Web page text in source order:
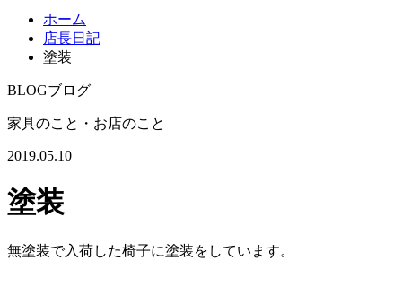
ホーム
店長日記
塗装
BLOGブログ
家具のこと・お店のこと
2019.05.10
塗装
無塗装で入荷した椅子に塗装をしています。